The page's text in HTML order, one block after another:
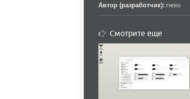
Автор (разработчик): neiio
Смотрите еще